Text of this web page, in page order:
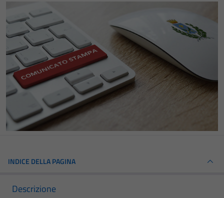
INDICE DELLA PAGINA
Descrizione